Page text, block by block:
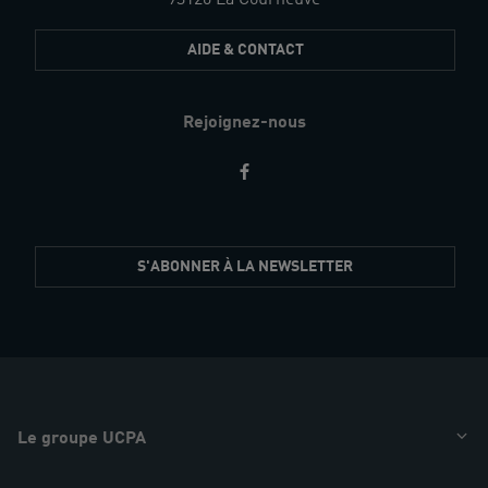
AIDE & CONTACT
Rejoignez-nous
informés
S'ABONNER À LA NEWSLETTER
Le groupe UCPA